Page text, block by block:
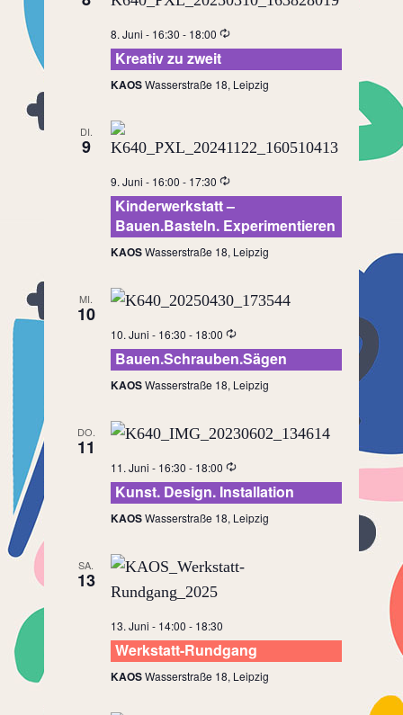
8. Juni - 16:30 - 18:00
Kreativ zu zweit
KAOSWasserstraße 18, Leipzig
DI.
9
9. Juni - 16:00 - 17:30
Kinderwerkstatt –
Bauen.Basteln. Experimentieren
KAOSWasserstraße 18, Leipzig
MI.
10
10. Juni - 16:30 - 18:00
Bauen.Schrauben.Sägen
KAOSWasserstraße 18, Leipzig
DO.
11
11. Juni - 16:30 - 18:00
Kunst. Design. Installation
KAOSWasserstraße 18, Leipzig
SA.
13
13. Juni - 14:00 - 18:30
Werkstatt-Rundgang
KAOSWasserstraße 18, Leipzig